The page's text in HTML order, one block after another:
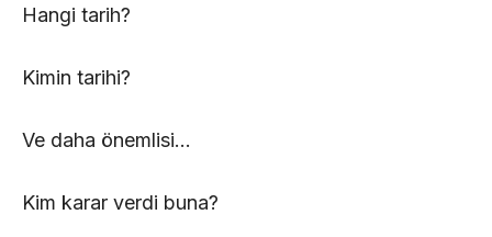
Hangi tarih?
Kimin tarihi?
Ve daha önemlisi…
Kim karar verdi buna?